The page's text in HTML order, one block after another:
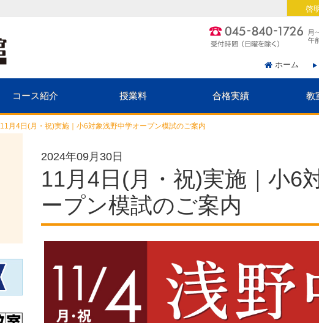
ホーム
コース紹介 授業料 合格実績 教
啓
11月4日(月・祝)実施｜小6対象浅野中学オープン模試のご案内
2024年09月30日
11月4日(月・祝)実施｜小6
ープン模試のご案内